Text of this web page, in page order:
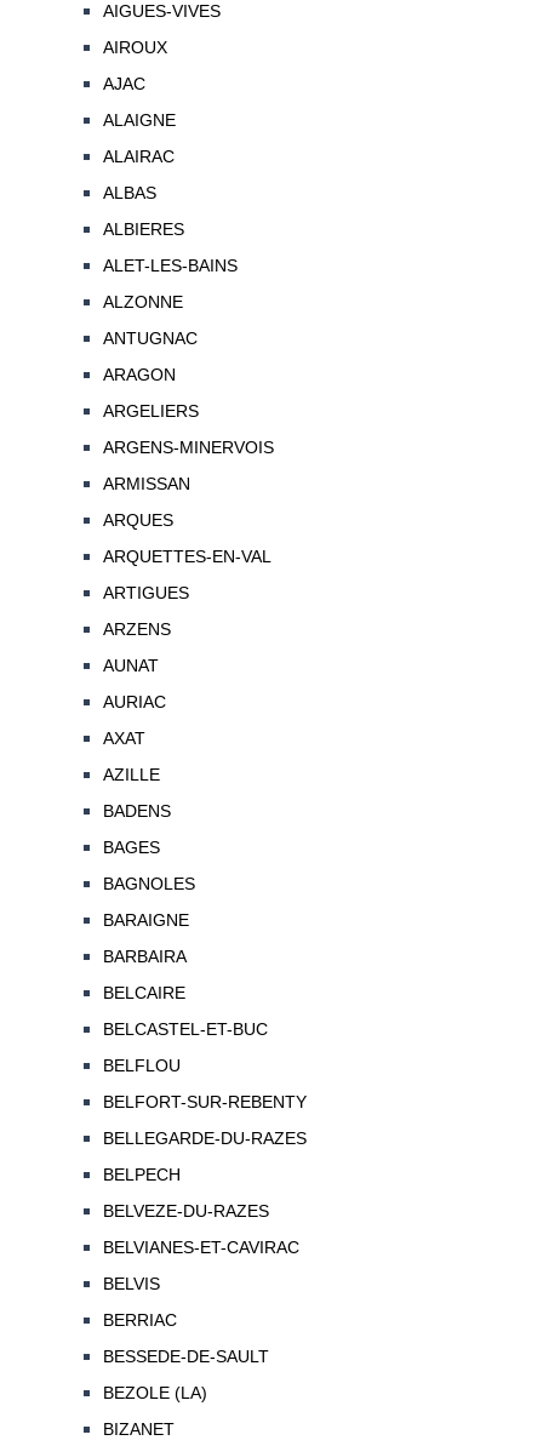
AIGUES-VIVES
AIROUX
AJAC
ALAIGNE
ALAIRAC
ALBAS
ALBIERES
ALET-LES-BAINS
ALZONNE
ANTUGNAC
ARAGON
ARGELIERS
ARGENS-MINERVOIS
ARMISSAN
ARQUES
ARQUETTES-EN-VAL
ARTIGUES
ARZENS
AUNAT
AURIAC
AXAT
AZILLE
BADENS
BAGES
BAGNOLES
BARAIGNE
BARBAIRA
BELCAIRE
BELCASTEL-ET-BUC
BELFLOU
BELFORT-SUR-REBENTY
BELLEGARDE-DU-RAZES
BELPECH
BELVEZE-DU-RAZES
BELVIANES-ET-CAVIRAC
BELVIS
BERRIAC
BESSEDE-DE-SAULT
BEZOLE (LA)
BIZANET